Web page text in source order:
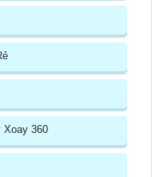
Xoay 360